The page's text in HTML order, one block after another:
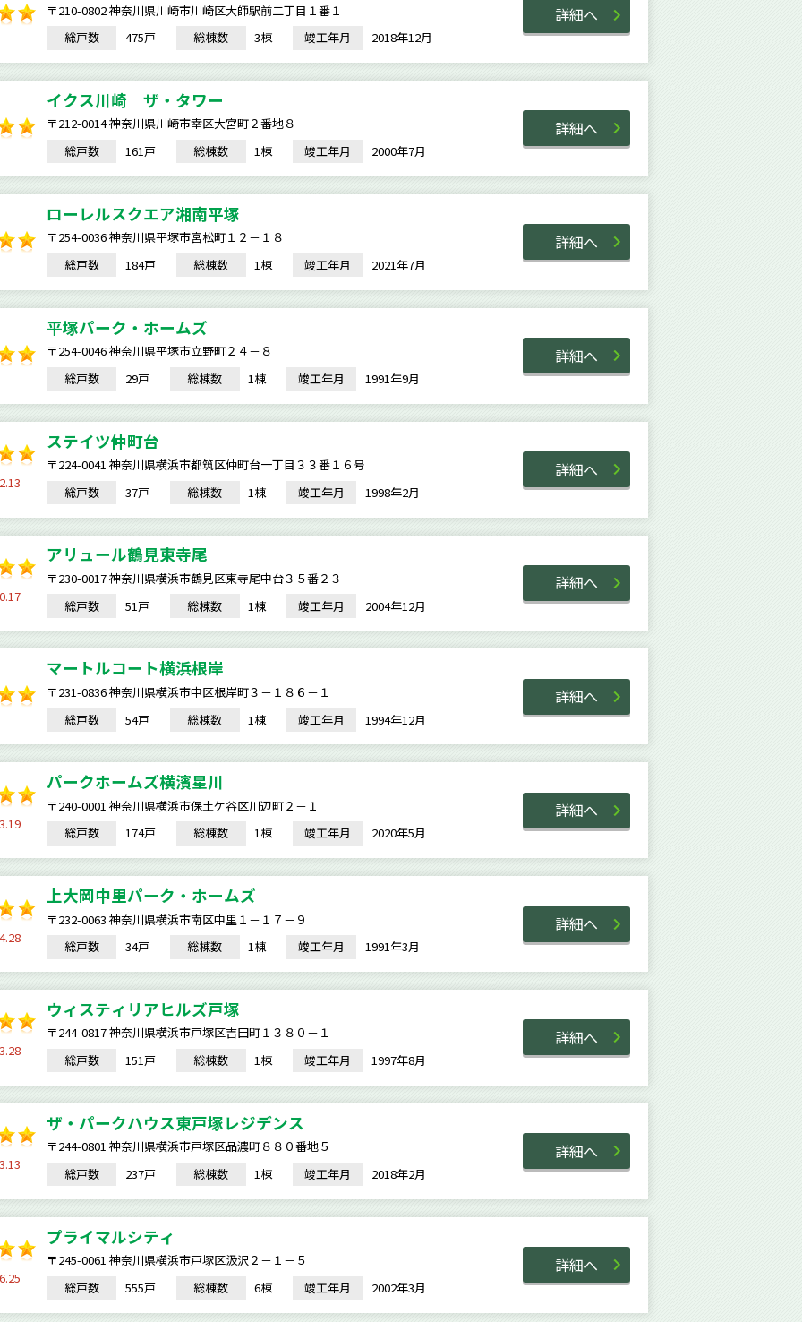
〒210-0802 神奈川県川崎市川崎区大師駅前二丁目１番１
総戸数
475戸 総棟数 3棟 竣工年月 2018年12月
詳細へ
イクス川崎 ザ・タワー
〒212-0014 神奈川県川崎市幸区大宮町２番地８
総戸数
161戸 総棟数 1棟 竣工年月 2000年7月
詳細へ
ローレルスクエア湘南平塚
〒254-0036 神奈川県平塚市宮松町１２－１８
総戸数
184戸 総棟数 1棟 竣工年月 2021年7月
詳細へ
平塚パーク・ホームズ
〒254-0046 神奈川県平塚市立野町２４－８
総戸数
29戸 総棟数 1棟 竣工年月 1991年9月
詳細へ
ステイツ仲町台
〒224-0041 神奈川県横浜市都筑区仲町台一丁目３３番１６号
総戸数
37戸 総棟数 1棟 竣工年月 1998年2月
詳細へ
アリュール鶴見東寺尾
〒230-0017 神奈川県横浜市鶴見区東寺尾中台３５番２３
総戸数
51戸 総棟数 1棟 竣工年月 2004年12月
詳細へ
マートルコート横浜根岸
〒231-0836 神奈川県横浜市中区根岸町３－１８６－１
総戸数
54戸 総棟数 1棟 竣工年月 1994年12月
詳細へ
パークホームズ横濱星川
〒240-0001 神奈川県横浜市保土ケ谷区川辺町２－１
総戸数
174戸 総棟数 1棟 竣工年月 2020年5月
詳細へ
上大岡中里パーク・ホームズ
〒232-0063 神奈川県横浜市南区中里１－１７－９
総戸数
34戸 総棟数 1棟 竣工年月 1991年3月
詳細へ
ウィスティリアヒルズ戸塚
〒244-0817 神奈川県横浜市戸塚区吉田町１３８０－１
総戸数
151戸 総棟数 1棟 竣工年月 1997年8月
詳細へ
ザ・パークハウス東戸塚レジデンス
〒244-0801 神奈川県横浜市戸塚区品濃町８８０番地５
総戸数
237戸 総棟数 1棟 竣工年月 2018年2月
詳細へ
プライマルシティ
〒245-0061 神奈川県横浜市戸塚区汲沢２－１－５
総戸数
555戸 総棟数 6棟 竣工年月 2002年3月
詳細へ